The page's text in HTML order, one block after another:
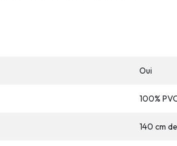
Oui
100%
140 cm